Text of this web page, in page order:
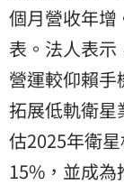
個月營收年增
表。法人表
營運較仰賴
拓展低軌衛
估2025年衛
15%，並成為